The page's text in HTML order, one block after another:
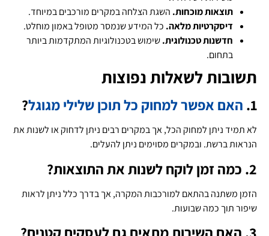
תוצאות מוכחות. השגת הצלחה במקרים מורכבים במיוחד.
דיסקרטיות מלאה. כל המידע שנמסר מטופל באמון מוחלט.
חדשנות טכנולוגית.שימוש בטכנולוגיות המתקדמות ביותר
בתחום.
תשובות לשאלות נפוצות
1. האם אפשר למחוק כל תוכן שלילי מגוגל?
לא תמיד ניתן למחוק הכל, אך במקרים רבים ניתן לדחוק או לשנות את
הנראות ברשת. ובמקרים מסוימים ניתן להעלים.
2. כמה זמן לוקח לשנות את התוצאות?
הזמן משתנה בהתאם למורכבות המקרה, אך בדרך כלל ניתן לראות
שיפור תוך כמה שבועות.